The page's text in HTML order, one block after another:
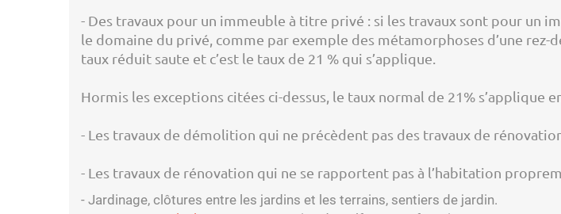
- Des travaux pour un immeuble à titre privé : si les travaux sont pour un
le domaine du privé, comme par exemple des métamorphoses d’une
taux réduit saute et c’est le taux de 21 % qui s’applique.
Hormis les exceptions citées ci-dessus, le taux normal de 21% s’applique
- Les travaux de démolition qui ne précèdent pas des travaux de
- Les travaux de rénovation qui ne se rapportent pas à l’habitation
- Jardinage, clôtures entre les jardins et les terrains, sentiers de jardin.